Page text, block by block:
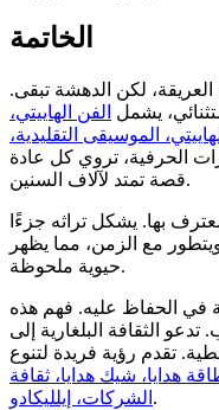
الخاتمة
لكن الدهشة تبقى.
يشمل الفن الهاييتي،
الموسيقى التقليدية،
الحرفية، تروي كل عادة
قصة تمتد لآلاف السنين.
بها. يشكل تراثه جزءًا
ويتطور مع الزمن، مما يظهر
حيوية ملحوظة.
في الحفاظ عليه. فهم هذه
الثقافة البلغارية إلى
تقدم رؤية فريدة لتنوع
هدايا، شيك هدايا، ثقافة
الشركات، إيلليكادو .